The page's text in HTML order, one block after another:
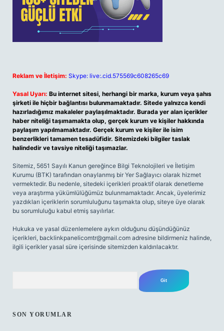
Reklam ve İletişim: Skype: live:.cid.575569c608265c69
Yasal Uyarı: Bu internet sitesi, herhangi bir marka, kurum veya şahıs
şirketi ile hiçbir bağlantısı bulunmamaktadır. Sitede yalnızca kendi
hazırladığımız makaleler paylaşılmaktadır. Burada yer alan içerikler
haber niteliği taşımamakta olup, gerçek kurum ve kişiler hakkında
paylaşım yapılmamaktadır. Gerçek kurum ve kişiler ile isim
benzerlikleri tamamen tesadüfidir. Sitemizdeki bilgiler taslak
halindedir ve tavsiye niteliği taşımazlar.
Sitemiz, 5651 Sayılı Kanun gereğince Bilgi Teknolojileri ve İletişim
Kurumu (BTK) tarafından onaylanmış bir Yer Sağlayıcı olarak hizmet
vermektedir. Bu nedenle, sitedeki içerikleri proaktif olarak denetleme
veya araştırma yükümlülüğümüz bulunmamaktadır. Ancak, üyelerimiz
yazdıkları içeriklerin sorumluluğunu taşımakta olup, siteye üye olarak
bu sorumluluğu kabul etmiş sayılırlar.
Hukuka ve yasal düzenlemelere aykırı olduğunu düşündüğünüz
içerikleri, backlinkpanelicomtr@gmail.com adresine bildirmeniz halinde,
ilgili içerikler yasal süre içerisinde sitemizden kaldırılacaktır.
SON YORUMLAR